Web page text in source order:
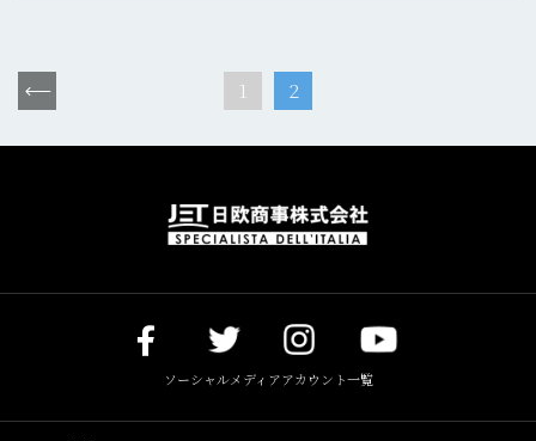
1 2
ソーシャルメディアアカウント一覧